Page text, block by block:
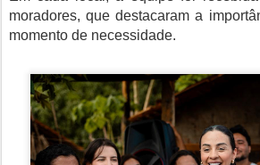
moradores, que destacaram a
momento de necessidade.